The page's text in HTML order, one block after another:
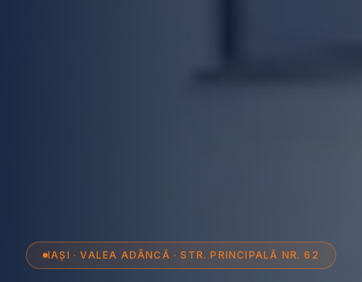
IAȘI · VALEA ADÂNCĂ · STR. PRINCIPALĂ NR. 62